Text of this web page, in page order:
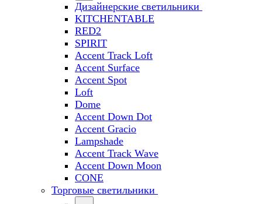
Дизайнерские светильники
KITCHENTABLE
RED2
SPIRIT
Accent Track Loft
Accent Surface
Accent Spot
Loft
Dome
Accent Down Dot
Accent Gracio
Lampshade
Accent Track Wave
Accent Down Moon
CONE
Торговые светильники